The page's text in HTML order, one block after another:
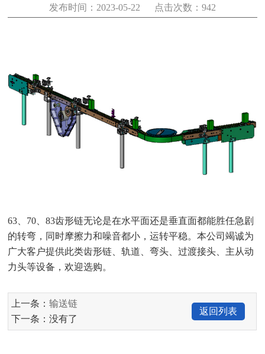
发布时间：2023-05-22 点击次数：942
63、70、83齿形链无论是在水平面还是垂直面都能胜任急剧
的转弯，同时摩擦力和噪音都小，运转平稳。本公司竭诚为
广大客户提供此类齿形链、轨道、弯头、过渡接头、主从动
力头等设备，欢迎选购。
上一条：输送链
下一条：没有了
返回列表